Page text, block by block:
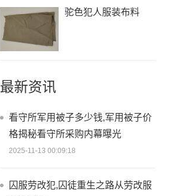
驼色犯人服装布料
最新资讯
看守所军用被子多少钱,军用被子价
格揭秘看守所采购内幕曝光
2025-11-13 00:09:18
囚服劳改犯,囚徒重生之路从劳改服